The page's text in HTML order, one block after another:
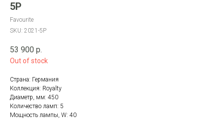
5P
Favourite
SKU: 2021-5P
53 900 р.
Out of stock
Страна: Германия
Коллекция: Royalty
Диаметр, мм: 450
Количество ламп: 5
Мощность лампы, W: 40